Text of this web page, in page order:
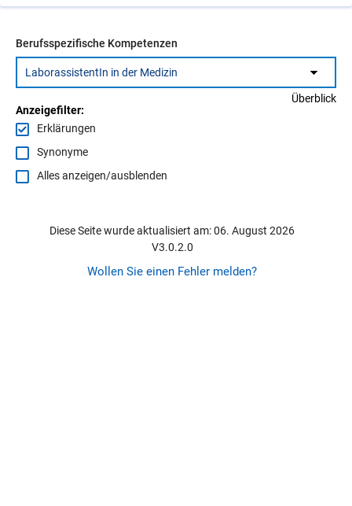
Berufsspezifische Kompetenzen
Überblick
Anzeigefilter:
Erklärungen
Synonyme
Alles anzeigen/ausblenden
Diese Seite wurde aktualisiert am: 06. August 2026
V3.0.2.0
Wollen Sie einen Fehler melden?